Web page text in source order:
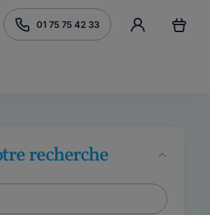
01 75 75 42 33
recherche